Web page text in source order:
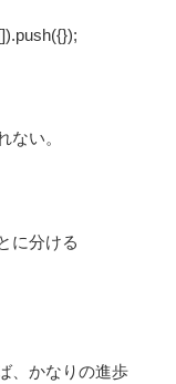
ない。
に分ける
、かなりの進歩